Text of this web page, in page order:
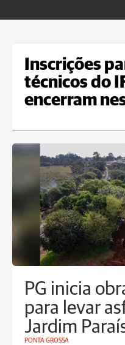
Inscrições
técnicos do
encerram
PG inicia
para levar
Jardim
PONTA GROSSA